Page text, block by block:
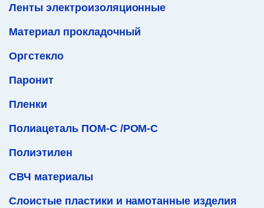
Ленты электроизоляционные
Материал прокладочный
Оргстекло
Паронит
Пленки
Полиацеталь ПОМ-С /POM-C
Полиэтилен
СВЧ материалы
Слоистые пластики и намотанные изделия